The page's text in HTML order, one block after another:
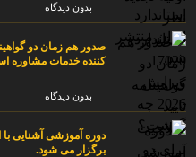
بدون دیدگاه
صدور هم زمان دو
کننده خدمات مشاوره
بدون دیدگاه
برگزار می شود.